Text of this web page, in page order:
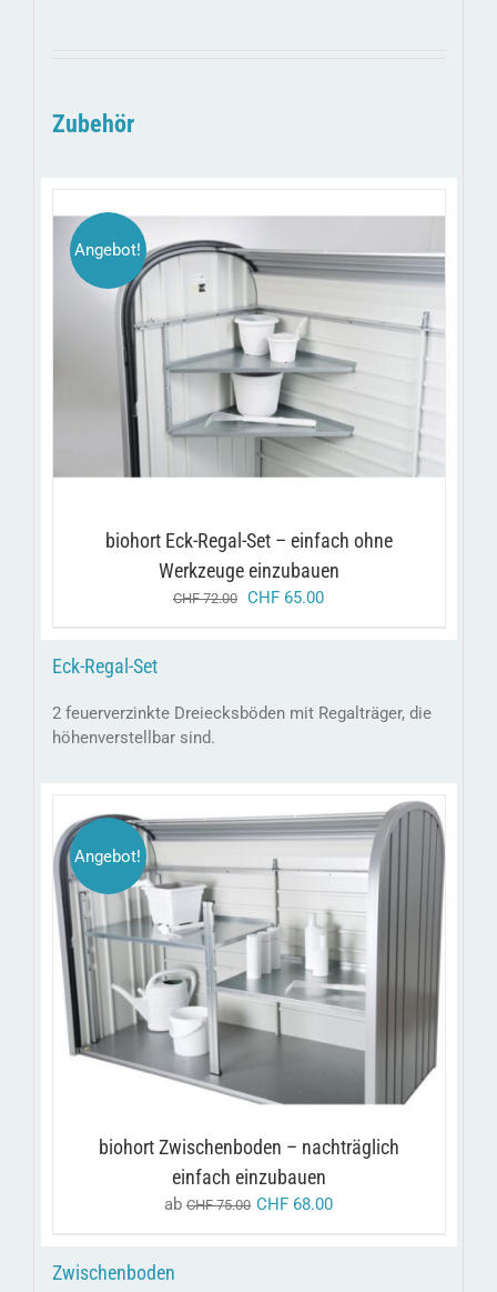
Zubehör
Angebot!
IN DEN WARENKORB DETAILS
biohort Eck-Regal-Set – einfach ohne
Werkzeuge einzubauen
CHF72.00 ursprünglicher
CHF 65.00aktueller
Eck-Regal-Set
2 feuerverzinkte Dreiecksböden mit Regalträger, die
höhenverstellbar sind.
Angebot!
AUSFÜHRUNG WÄHLEN
DIESES
PRODUKT
WEIST
MEHRERE
VARIANTEN
DER
PRODUKTSEITE
GEWÄHLT
WERDEN
/ DETAILS
biohort Zwischenboden – nachträglich
einfach einzubauen
ab CHF75.00 CHF 68.00
Zwischenboden